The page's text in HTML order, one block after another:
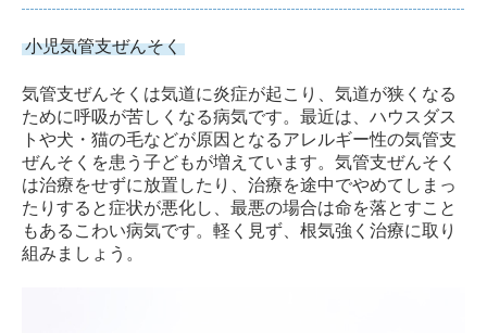
小児気管支ぜんそく
気管支ぜんそくは気道に炎症が起こり、気道が狭くなる
ために呼吸が苦しくなる病気です。最近は、ハウスダス
トや犬・猫の毛などが原因となるアレルギー性の気管支
ぜんそくを患う子どもが増えています。気管支ぜんそく
は治療をせずに放置したり、治療を途中でやめてしまっ
たりすると症状が悪化し、最悪の場合は命を落とすこと
もあるこわい病気です。軽く見ず、根気強く治療に取り
組みましょう。